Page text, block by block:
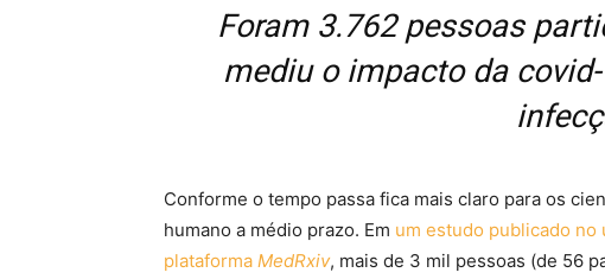
Foram 3.762 pessoas
mediu o impacto da
Conforme o tempo passa fica mais claro para os
humano a médio prazo. Em um estudo publicado no
plataforma MedRxiv, mais de 3 mil pessoas (de 56